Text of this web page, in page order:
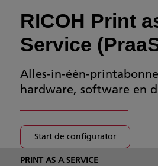
RICOH Print
Service
Alles-in-één-
hardware, software en
Start de configurator
PRINT AS A SERVICE